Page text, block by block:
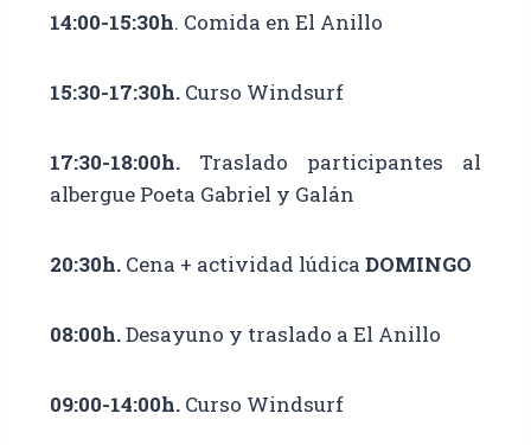
14:00-15:30h. Comida en El Anillo
15:30-17:30h. Curso Windsurf
17:30-18:00h. Traslado participantes al
albergue Poeta Gabriel y Galán
20:30h. Cena + actividad lúdica DOMINGO
08:00h.Desayuno y traslado a El Anillo
09:00-14:00h. Curso Windsurf